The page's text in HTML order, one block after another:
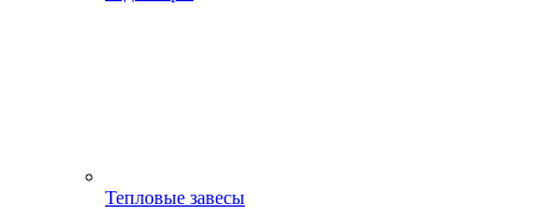
Тепловые завесы